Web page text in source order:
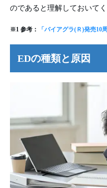
のであると理解しておいてく
※1 参考： 「バイアグラ(Ｒ)発売10
EDの種類と原因